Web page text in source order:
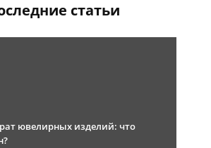
статьи
ювелирных изделий: что